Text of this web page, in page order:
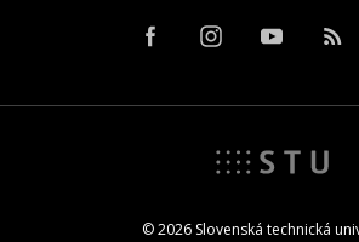
© 2026 Slovenská technická